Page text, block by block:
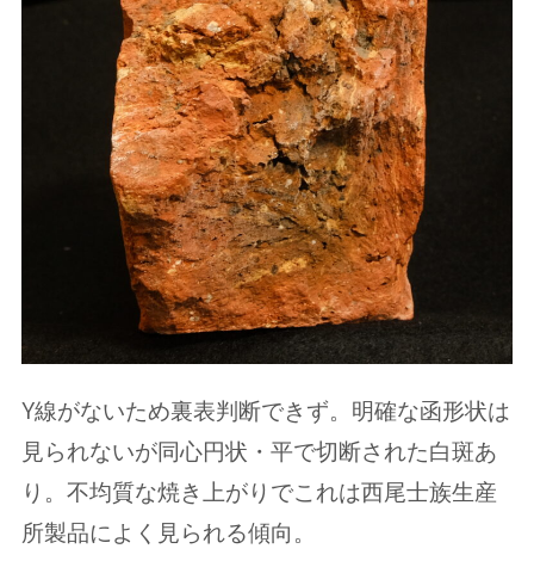
Y線がないため裏表判断できず。明確な函形状は
見られないが同心円状・平で切断された白斑あ
り。不均質な焼き上がりでこれは西尾士族生産
所製品によく見られる傾向。